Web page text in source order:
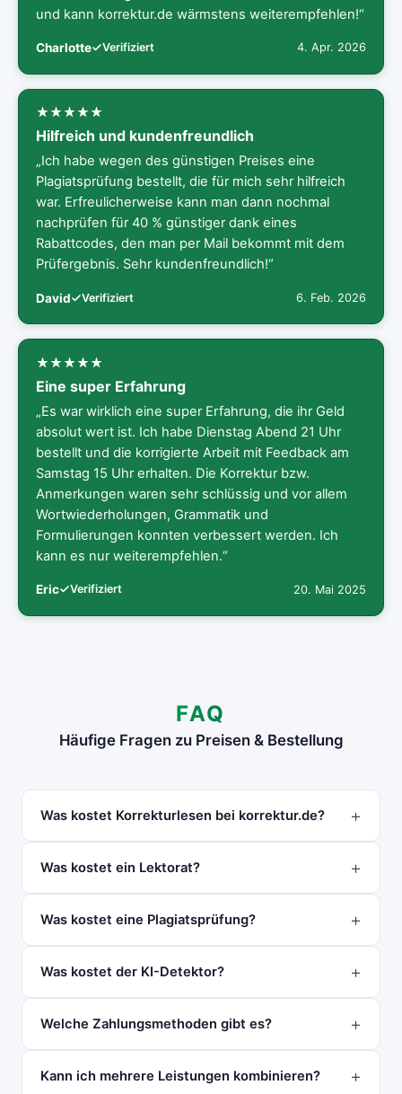
und kann korrektur.de wärmstens weiterempfehlen!“
Charlotte Verifiziert 4. Apr. 2026
Hilfreich und kundenfreundlich
„Ich habe wegen des günstigen Preises eine
Plagiatsprüfung bestellt, die für mich sehr hilfreich
war. Erfreulicherweise kann man dann nochmal
nachprüfen für 40 % günstiger dank eines
Rabattcodes, den man per Mail bekommt mit dem
Prüfergebnis. Sehr kundenfreundlich!“
David Verifiziert 6. Feb. 2026
Eine super Erfahrung
„Es war wirklich eine super Erfahrung, die ihr Geld
absolut wert ist. Ich habe Dienstag Abend 21 Uhr
bestellt und die korrigierte Arbeit mit Feedback am
Samstag 15 Uhr erhalten. Die Korrektur bzw.
Anmerkungen waren sehr schlüssig und vor allem
Wortwiederholungen, Grammatik und
Formulierungen konnten verbessert werden. Ich
kann es nur weiterempfehlen.“
Eric Verifiziert 20. Mai 2025
FAQ
Häufige Fragen zu Preisen & Bestellung
Was kostet Korrekturlesen bei korrektur.de?
Was kostet ein Lektorat?
Was kostet eine Plagiatsprüfung?
Was kostet der KI-Detektor?
Welche Zahlungsmethoden gibt es?
Kann ich mehrere Leistungen kombinieren?